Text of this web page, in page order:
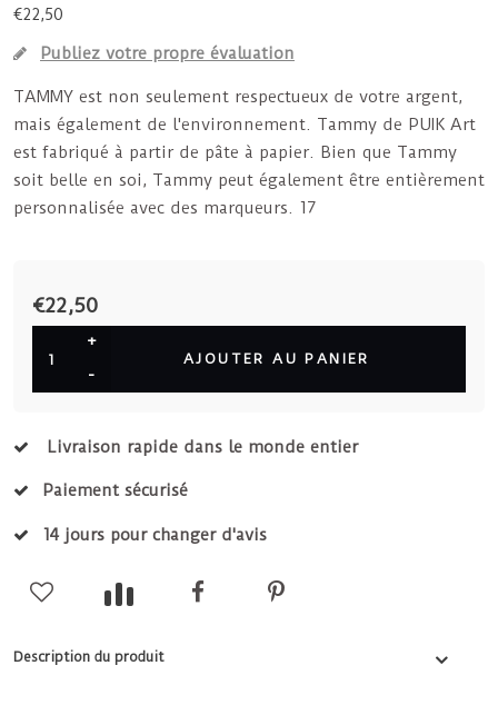
€22,50
Publiez votre propre évaluation
TAMMY est non seulement respectueux de votre argent,
mais également de l'environnement. Tammy de PUIK Art
est fabriqué à partir de pâte à papier. Bien que Tammy
soit belle en soi, Tammy peut également être entièrement
personnalisée avec des marqueurs. 17
€22,50
+
-
AJOUTER AU PANIER
Livraison rapide dans le monde entier
Paiement sécurisé
14 jours pour changer d'avis
Description du produit